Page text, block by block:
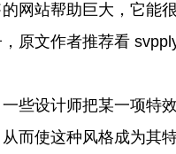
网站帮助巨大，它能
原文作者推荐看
些设计师把某一项特
而使这种风格成为其